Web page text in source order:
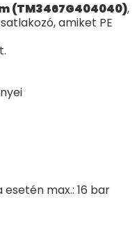
(TM3467G404040),
amiket PE
max.: 16 bar